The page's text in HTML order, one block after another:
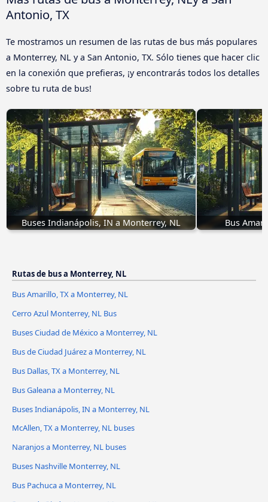
Antonio, TX
Te mostramos un resumen de las rutas de bus más populares
a Monterrey, NL y a San Antonio, TX. Sólo tienes que hacer clic
en la conexión que prefieras, ¡y encontrarás todos los detalles
sobre tu ruta de bus!
Buses Indianápolis, IN a Monterrey, NL Bus
Rutas de bus a Monterrey, NL
Bus Amarillo, TX a Monterrey, NL
Cerro Azul Monterrey, NL Bus
Buses Ciudad de México a Monterrey, NL
Bus de Ciudad Juárez a Monterrey, NL
Bus Dallas, TX a Monterrey, NL
Bus Galeana a Monterrey, NL
Buses Indianápolis, IN a Monterrey, NL
McAllen, TX a Monterrey, NL buses
Naranjos a Monterrey, NL buses
Buses Nashville Monterrey, NL
Bus Pachuca a Monterrey, NL